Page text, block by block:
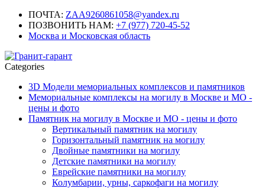
ПОЧТА: ZAA9260861058@yandex.ru
ПОЗВОНИТЬ НАМ: +7 (977) 720-45-52
Москва и Московская область
Categories
3D Модели мемориальных комплексов и памятников
Мемориальные комплексы на могилу в Москве и МО -
цены и фото
Памятник на могилу в Москве и МО - цены и фото
Вертикальный памятник на могилу
Горизонтальный памятник на могилу
Двойные памятники на могилу
Детские памятники на могилу
Еврейские памятники на могилу
Колумбарии, урны, саркофаги на могилу